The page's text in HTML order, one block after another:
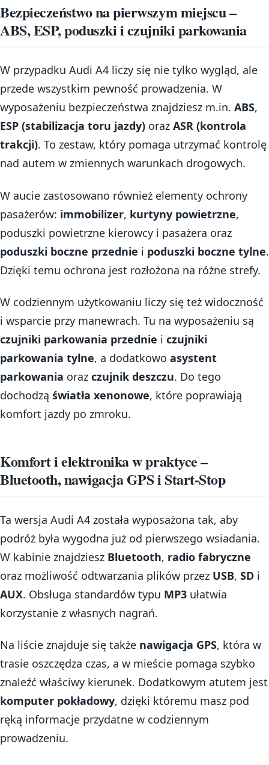
Bezpieczeństwo na pierwszym miejscu –
ABS, ESP, poduszki i czujniki parkowania
W przypadku Audi A4 liczy się nie tylko wygląd, ale
przede wszystkim pewność prowadzenia. W
wyposażeniu bezpieczeństwa znajdziesz m.in. ABS,
ESP (stabilizacja toru jazdy) oraz ASR (kontrola
trakcji). To zestaw, który pomaga utrzymać kontrolę
nad autem w zmiennych warunkach drogowych.
W aucie zastosowano również elementy ochrony
pasażerów: immobilizer, kurtyny powietrzne,
poduszki powietrzne kierowcy i pasażera oraz
poduszki boczne przednie i poduszki boczne tylne.
Dzięki temu ochrona jest rozłożona na różne strefy.
W codziennym użytkowaniu liczy się też widoczność
i wsparcie przy manewrach. Tu na wyposażeniu są
czujniki parkowania przednie i czujniki
parkowania tylne, a dodatkowo asystent
parkowania oraz czujnik deszczu. Do tego
dochodzą światła xenonowe, które poprawiają
komfort jazdy po zmroku.
Komfort i elektronika w praktyce –
Bluetooth, nawigacja GPS i Start-Stop
Ta wersja Audi A4 została wyposażona tak, aby
podróż była wygodna już od pierwszego wsiadania.
W kabinie znajdziesz Bluetooth, radio fabryczne
oraz możliwość odtwarzania plików przez USB, SD i
AUX. Obsługa standardów typu MP3 ułatwia
korzystanie z własnych nagrań.
Na liście znajduje się także nawigacja GPS, która w
trasie oszczędza czas, a w mieście pomaga szybko
znaleźć właściwy kierunek. Dodatkowym atutem jest
komputer pokładowy, dzięki któremu masz pod
ręką informacje przydatne w codziennym
prowadzeniu.